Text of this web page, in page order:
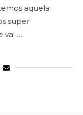
aquela
super
vai …